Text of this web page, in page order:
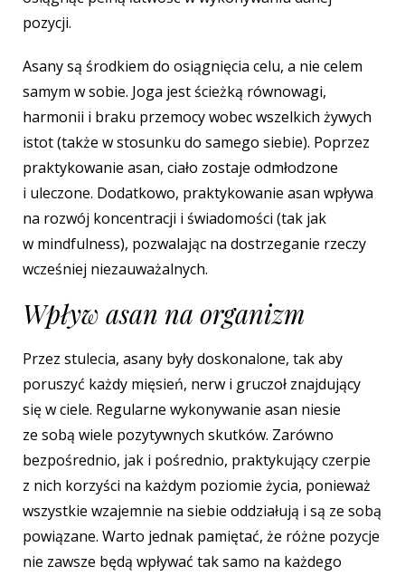
pozycji.
Asany są środkiem do osiągnięcia celu, a nie celem
samym w sobie. Joga jest ścieżką równowagi,
harmonii i braku przemocy wobec wszelkich żywych
istot (także w stosunku do samego siebie). Poprzez
praktykowanie asan, ciało zostaje odmłodzone
i uleczone. Dodatkowo, praktykowanie asan wpływa
na rozwój koncentracji i świadomości (tak jak
w mindfulness), pozwalając na dostrzeganie rzeczy
wcześniej niezauważalnych.
Wpływ asan na organizm
Przez stulecia, asany były doskonalone, tak aby
poruszyć każdy mięsień, nerw i gruczoł znajdujący
się w ciele. Regularne wykonywanie asan niesie
ze sobą wiele pozytywnych skutków. Zarówno
bezpośrednio, jak i pośrednio, praktykujący czerpie
z nich korzyści na każdym poziomie życia, ponieważ
wszystkie wzajemnie na siebie oddziałują i są ze sobą
powiązane. Warto jednak pamiętać, że różne pozycje
nie zawsze będą wpływać tak samo na każdego